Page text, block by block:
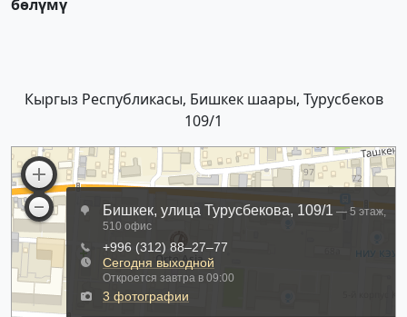
бөлүмү
Кыргыз Республикасы, Бишкек шаары, Турусбеков
109/1